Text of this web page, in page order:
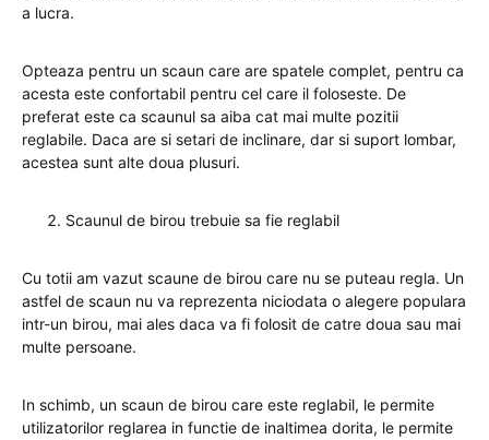
a lucra.
Opteaza pentru un scaun care are spatele complet, pentru ca
acesta este confortabil pentru cel care il foloseste. De
preferat este ca scaunul sa aiba cat mai multe pozitii
reglabile. Daca are si setari de inclinare, dar si suport lombar,
acestea sunt alte doua plusuri.
Scaunul de birou trebuie sa fie reglabil
Cu totii am vazut scaune de birou care nu se puteau regla. Un
astfel de scaun nu va reprezenta niciodata o alegere populara
intr-un birou, mai ales daca va fi folosit de catre doua sau mai
multe persoane.
In schimb, un scaun de birou care este reglabil, le permite
utilizatorilor reglarea in functie de inaltimea dorita, le permite